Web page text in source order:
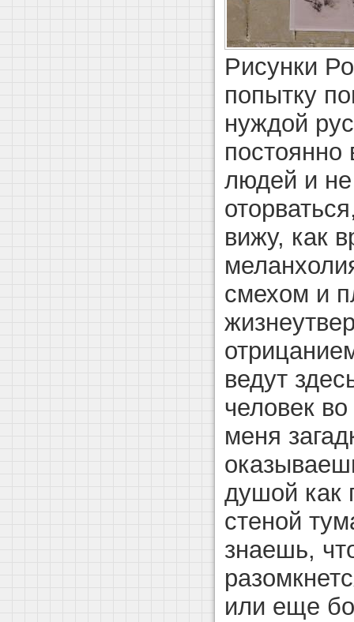
Рисунки
попытку
нуждой
постоянно
людей и не
вижу, как
смехом и
ведут
человек
меня
душой как
стеной
знаешь,
или еще